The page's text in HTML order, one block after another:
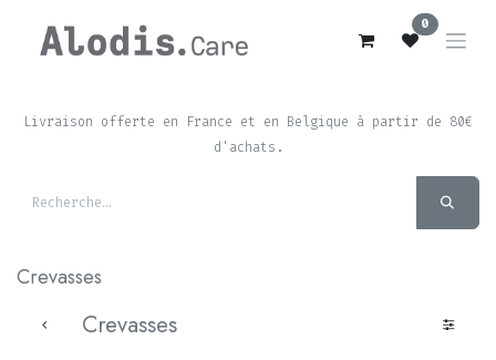
0
Livraison offerte en France et en Belgique à partir de 80€
d'achats.
Crevasses
Crevasses